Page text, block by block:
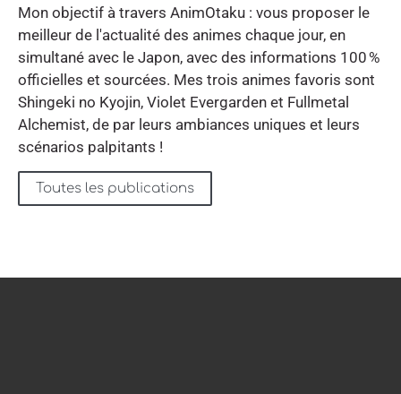
Mon objectif à travers AnimOtaku : vous proposer le
meilleur de l'actualité des animes chaque jour, en
simultané avec le Japon, avec des informations 100 %
officielles et sourcées. Mes trois animes favoris sont
Shingeki no Kyojin, Violet Evergarden et Fullmetal
Alchemist, de par leurs ambiances uniques et leurs
scénarios palpitants !
Toutes les publications